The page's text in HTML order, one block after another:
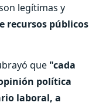
legítimas y
recursos públicos
que "cada
política
laboral, a